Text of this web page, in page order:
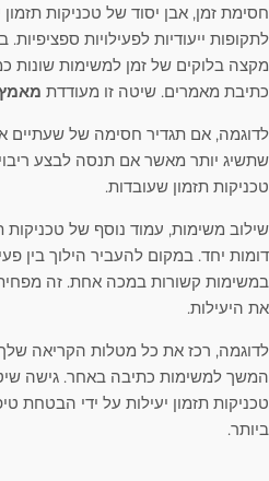
חסימת זמן, אבן יסוד של טכניקות
לתקופות ייעודיות לפעילויות
מקצה בלוקים של זמן למשימות שונות
כתיבת מאמרים. שיטה זו מעודדת
לדוגמה, אם תגדיר חסימה של שעתיים
שתשיג יותר מאשר אם תנסה לבצע
טכניקות תזמון שעובדות.
שילוב משימות, עמוד נוסף של טכניקות
דומות יחד. במקום להעביר הילוך בין
במשימות קשורות במכה אחת. זה
את היעילות.
לדוגמה, רכז את כל מטלות הקריאה
המשך למשימות כתיבה באחר. גישה
טכניקות תזמון יעילות על ידי הבטחת
ביותר.